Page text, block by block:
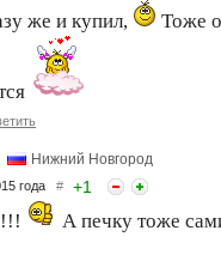
же и купил,
Тоже
Нижний Новгород
года # +1
А печку тоже